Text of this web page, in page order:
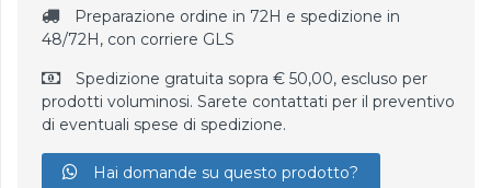
Preparazione ordine in 72H e spedizione in
48/72H, con corriere GLS
Spedizione gratuita sopra € 50,00, escluso per
prodotti voluminosi. Sarete contattati per il preventivo
di eventuali spese di spedizione.
Hai domande su questo prodotto?